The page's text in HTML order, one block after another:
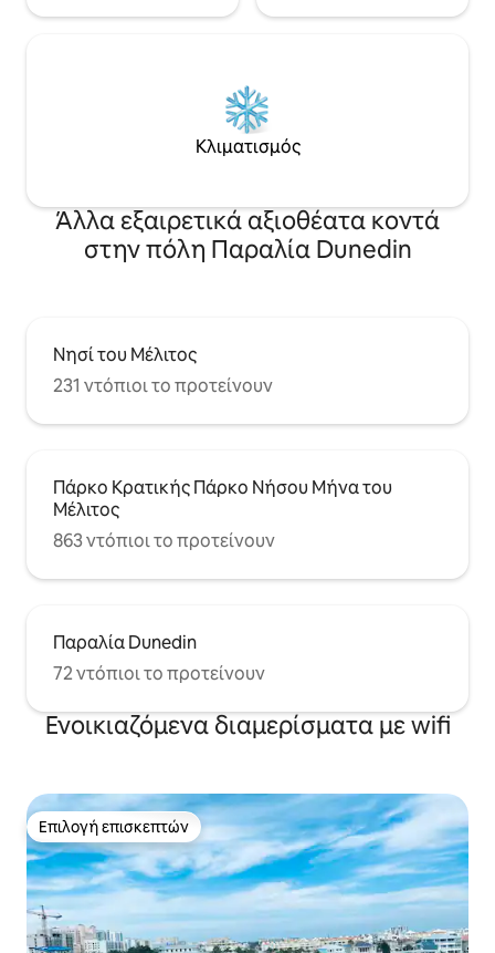
Κλιματισμός
Άλλα εξαιρετικά αξιοθέατα κοντά
στην πόλη Παραλία Dunedin
Νησί του Μέλιτος
231 ντόπιοι το προτείνουν
Πάρκο Κρατικής Πάρκο Νήσου Μήνα του
Μέλιτος
863 ντόπιοι το προτείνουν
Παραλία Dunedin
72 ντόπιοι το προτείνουν
Ενοικιαζόμενα διαμερίσματα με wifi
Επιλογή επισκεπτών
Επιλογή επισκεπτών